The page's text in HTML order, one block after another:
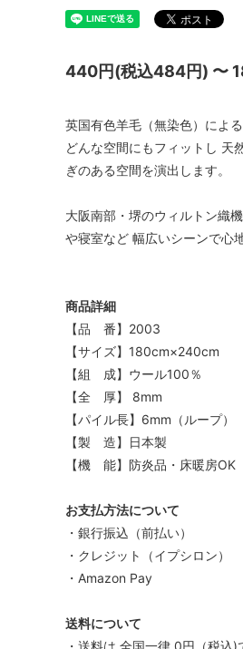
440円(税込484円) 〜
英国有色羊毛（無染色）によ
どんな空間にもフィットし 天
ぎのある空間を演出します。
大阪南部・堺のウィルトン織
や寝室など 幅広いシーンで心
商品詳細
【品 番】2003
【サイズ】180cm×240cm
【組 成】ウール100％
【全 厚】 8mm
【パイル長】6mm（ループ）
【製 造】日本製
【機 能】防炎品・床暖房OK
お支払方法について
・銀行振込（前払い）
・クレジット（イプシロン）
・Amazon Pay
送料について